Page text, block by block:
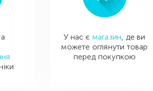
У нас є магазин, де ви
можете оглянути товар
перед покупкою